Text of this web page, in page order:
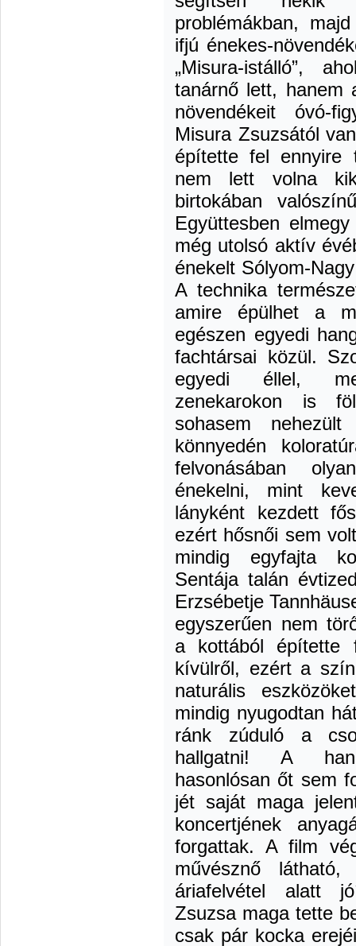
problémákban,
ifjú énekes-
„Misura-istálló”,
tanárnő lett, hanem
növendékeit óvó-
Misura Zsuzsától
építette fel ennyire
nem lett volna
birtokában
Együttesben
még utolsó aktív
énekelt Sólyom-
A technika
amire épülhet a
egészen egyedi
fachtársai közül.
egyedi éllel,
zenekarokon is
sohasem
könnyedén
felvonásában
énekelni, mint
lányként kezdett
ezért hősnői sem
mindig egyfajta
Sentája talán
Erzsébetje
egyszerűen nem
a kottából építette
kívülről, ezért a
naturális
mindig nyugodtan
ránk zúduló a
hallgatni! A
hasonlósan őt sem
jét saját maga
koncertjének
forgattak. A film
művésznő
áriafelvétel alatt
Zsuzsa maga tette
csak pár kocka